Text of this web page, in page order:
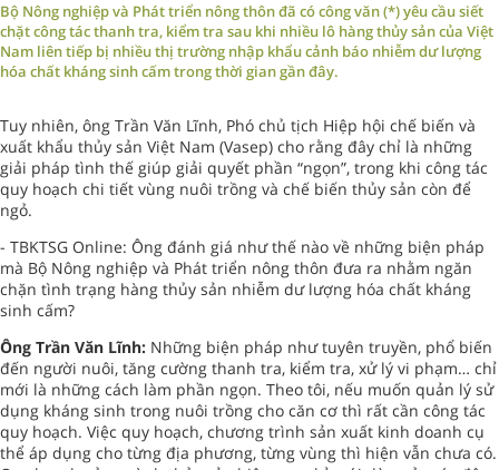
Bộ Nông nghiệp và Phát triển nông thôn đã có công văn (*) yêu cầu siết
chặt công tác thanh tra, kiểm tra sau khi nhiều lô hàng thủy sản của Việt
Nam liên tiếp bị nhiều thị trường nhập khẩu cảnh báo nhiễm dư lượng
hóa chất kháng sinh cấm trong thời gian gần đây.
Tuy nhiên, ông Trần Văn Lĩnh, Phó chủ tịch Hiệp hội chế biến và
xuất khẩu thủy sản Việt Nam (Vasep) cho rằng đây chỉ là những
giải pháp tình thế giúp giải quyết phần “ngọn”, trong khi công tác
quy hoạch chi tiết vùng nuôi trồng và chế biến thủy sản còn để
ngỏ.
- TBKTSG Online: Ông đánh giá như thế nào về những biện pháp
mà Bộ Nông nghiệp và Phát triển nông thôn đưa ra nhằm ngăn
chặn tình trạng hàng thủy sản nhiễm dư lượng hóa chất kháng
sinh cấm?
Ông Trần Văn Lĩnh: Những biện pháp như tuyên truyền, phổ biến
đến người nuôi, tăng cường thanh tra, kiểm tra, xử lý vi phạm… chỉ
mới là những cách làm phần ngọn. Theo tôi, nếu muốn quản lý sử
dụng kháng sinh trong nuôi trồng cho căn cơ thì rất cần công tác
quy hoạch. Việc quy hoạch, chương trình sản xuất kinh doanh cụ
thể áp dụng cho từng địa phương, từng vùng thì hiện vẫn chưa có.